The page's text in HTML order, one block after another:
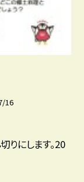
16
りにします。20